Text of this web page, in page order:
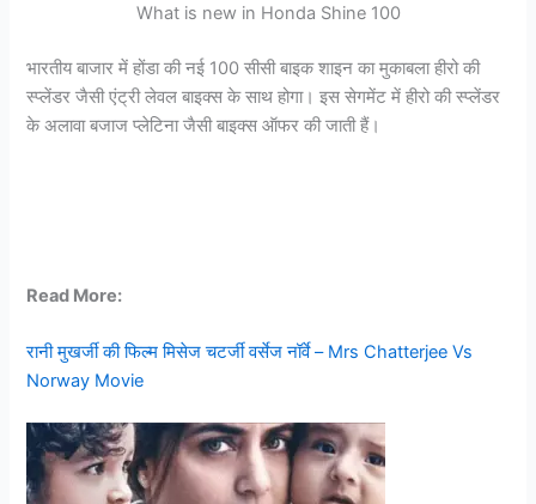
What is new in Honda Shine 100
भारतीय बाजार में होंडा की नई 100 सीसी बाइक शाइन का मुकाबला हीरो की
स्प्लेंडर जैसी एंट्री लेवल बाइक्स के साथ होगा। इस सेगमेंट में हीरो की स्प्लेंडर
के अलावा बजाज प्लेटिना जैसी बाइक्स ऑफर की जाती हैं।
Read More:
रानी मुखर्जी की फिल्म मिसेज चटर्जी वर्सेज नॉर्वे – Mrs Chatterjee Vs
Norway Movie